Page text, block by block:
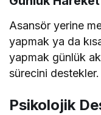
Asansör yerine
yapmak ya da
yapmak günlük
sürecini destekler.
Psikolojik